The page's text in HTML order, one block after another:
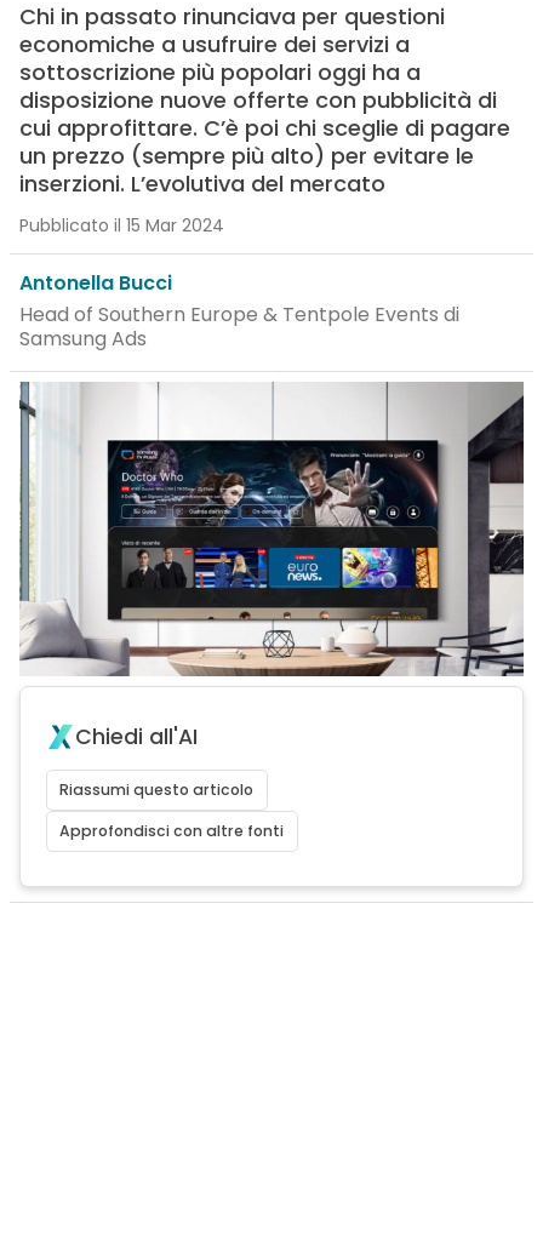
Chi in passato rinunciava per questioni
economiche a usufruire dei servizi a
sottoscrizione più popolari oggi ha a
disposizione nuove offerte con pubblicità di
cui approfittare. C’è poi chi sceglie di pagare
un prezzo (sempre più alto) per evitare le
inserzioni. L’evolutiva del mercato
Pubblicato il 15 Mar 2024
Antonella Bucci
Head of Southern Europe & Tentpole Events di
Samsung Ads
Chiedi all'AI
Riassumi questo articolo
Approfondisci con altre fonti